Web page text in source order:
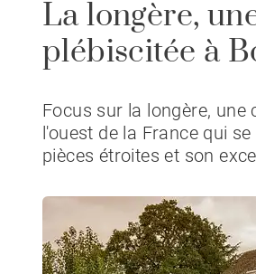
La longère,
plébiscitée à
Focus sur la longère,
l'ouest de la France qui
pièces étroites et son